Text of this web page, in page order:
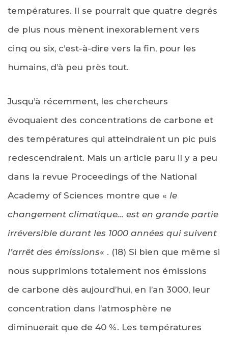
températures. Il se pourrait que quatre degrés
de plus nous mènent inexorablement vers
cinq ou six, c’est-à-dire vers la fin, pour les
humains, d’à peu près tout.
Jusqu’à récemment, les chercheurs
évoquaient des concentrations de carbone et
des températures qui atteindraient un pic puis
redescendraient. Mais un article paru il y a peu
dans la revue Proceedings of the National
Academy of Sciences montre que « le
changement climatique… est en grande partie
irréversible durant les 1000 années qui suivent
l’arrêt des émissions« . (18) Si bien que même si
nous supprimions totalement nos émissions
de carbone dès aujourd’hui, en l’an 3000, leur
concentration dans l’atmosphère ne
diminuerait que de 40 %. Les températures